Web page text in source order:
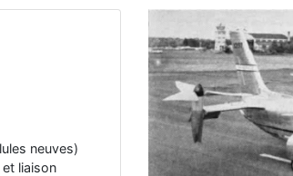
neuves)
liaison